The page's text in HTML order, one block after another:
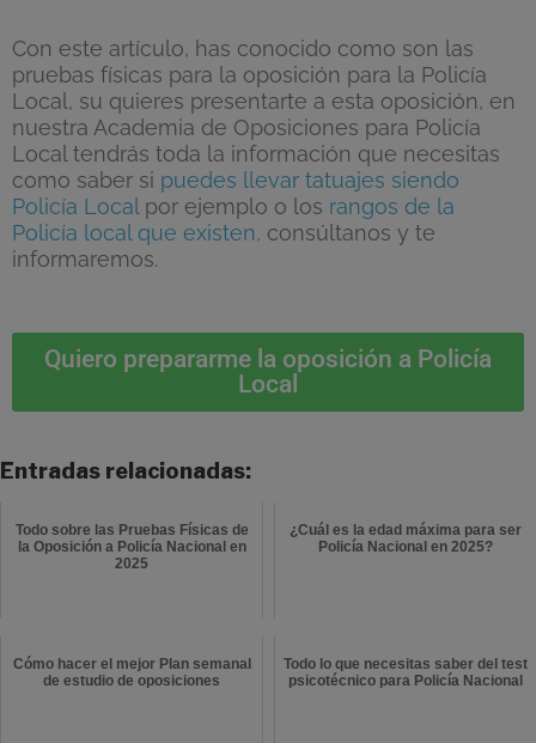
Con este artículo, has conocido como son las
pruebas físicas para la oposición para la Policía
Local, su quieres presentarte a esta oposición, en
nuestra Academia de Oposiciones para Policía
Localtendrás toda la información que necesitas
como saber si puedes llevar tatuajes siendo
Policía Localpor ejemplo o los rangos de la
Policía local que existen, consúltanos y te
informaremos.
Quiero prepararme la oposición a Policía
Local
Entradas relacionadas:
Todo sobre las Pruebas Físicas de
la Oposición a Policía Nacional en
2025
¿Cuál es la edad máxima para ser
Policía Nacional en 2025?
Cómo hacer el mejor Plan semanal
de estudio de oposiciones
Todo lo que necesitas saber del test
psicotécnico para Policía Nacional